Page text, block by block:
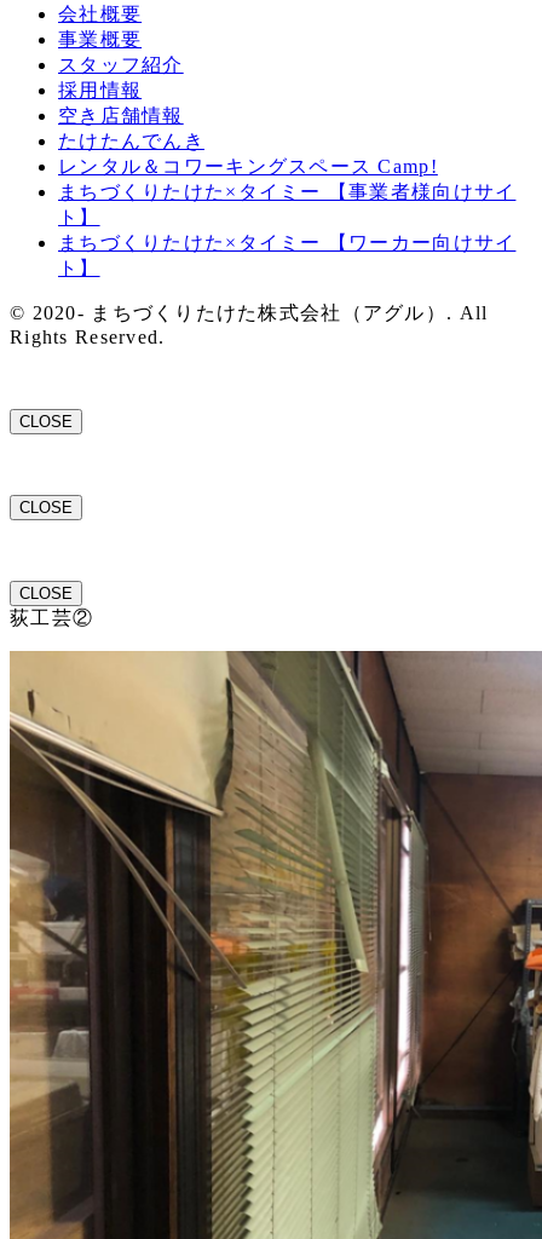
会社概要
事業概要
スタッフ紹介
採用情報
空き店舗情報
たけたんでんき
レンタル＆コワーキングスペース Camp!
まちづくりたけた×タイミー 【事業者様向けサイ
ト】
まちづくりたけた×タイミー 【ワーカー向けサイ
ト】
© 2020- まちづくりたけた株式会社（アグル）. All
Rights Reserved.
CLOSE
CLOSE
CLOSE
荻工芸②